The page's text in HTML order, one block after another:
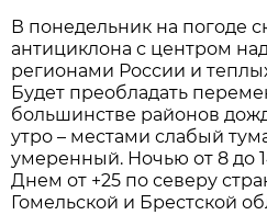
В понедельник на погоде
антициклона с центром
регионами России и
Будет преобладать
большинстве районов
утро – местами слабый
умеренный. Ночью от 8 до
Днем от +25 по северу
Гомельской и Брестской